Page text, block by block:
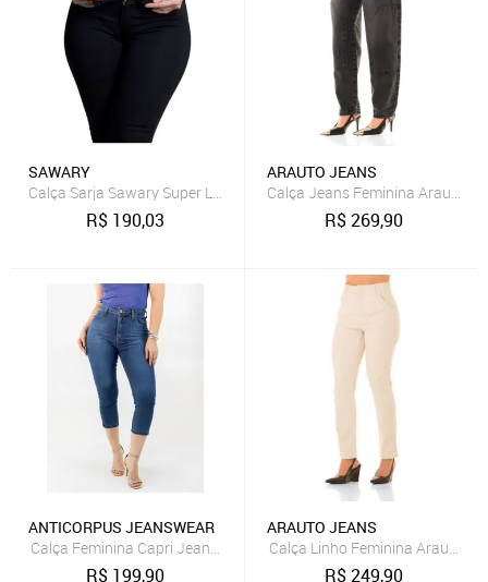
SAWARY
Calça Sarja Sawary Super Lipo - 264079 - Preto - Sawary
R$ 190,03
ARAUTO JEANS
Calça Jeans Feminina Arauto
R$269,90
ANTICORPUS JEANSWEAR
Calça Feminina Capri Jeans Azul Alto Elastano Anticorpus
R$ 199,90
ARAUTO JEANS
Calça Linho Feminina Arauto
R$249,90